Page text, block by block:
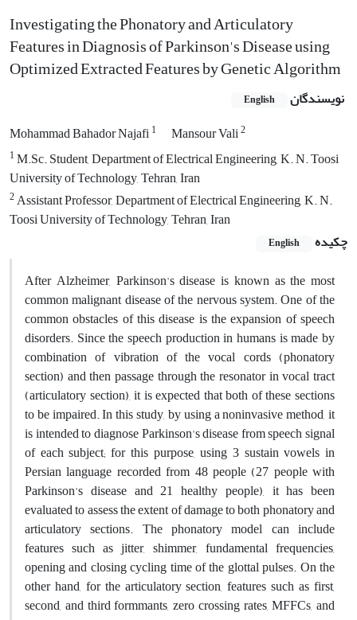
Investigating the Phonatory and Articulatory
Features in Diagnosis of Parkinson's Disease using
Optimized Extracted Features by Genetic Algorithm
نویسندگان English
Mohammad Bahador Najafi1 Mansour Vali2
1M.Sc. Student, Department of Electrical Engineering, K. N. Toosi
University of Technology, Tehran, Iran
2Assistant Professor, Department of Electrical Engineering, K. N.
Toosi University of Technology, Tehran, Iran
چکیده
English
After Alzheimer, Parkinson's disease is known as the most
common malignant disease of the nervous system. One of the
common obstacles of this disease is the expansion of speech
disorders. Since the speech production in humans is made by
combination of vibration of the vocal cords (phonatory
section) and then passage through the resonator in vocal tract
(articulatory section), it is expected that both of these sections
to be impaired. In this study, by using a noninvasive method, it
is intended to diagnose Parkinson's disease from speech signal
of each subject; for this purpose, using 3 sustain vowels in
Persian language recorded from 48 people (27 people with
Parkinson's disease and 21 healthy people), it has been
evaluated to assess the extent of damage to both phonatory and
articulatory sections. The phonatory model can include
features such as jitter, shimmer, fundamental frequencies,
opening and closing cycling time of the glottal pulses. On the
other hand, for the articulatory section, features such as first,
second, and third formmants, zero crossing rates, MFFCs, and